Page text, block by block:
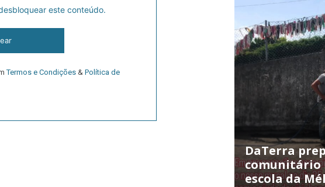
de Assinatura
Região de Cister e ajude-nos a manter este serviço público!
terá acesso a todos os conteúdos exclusivos e versões digitais.
ASSINATURA
DIGITAL ANUAL
este conteúdo.
Termos e Condições & Política de
DaTerra
comunitário
escola da